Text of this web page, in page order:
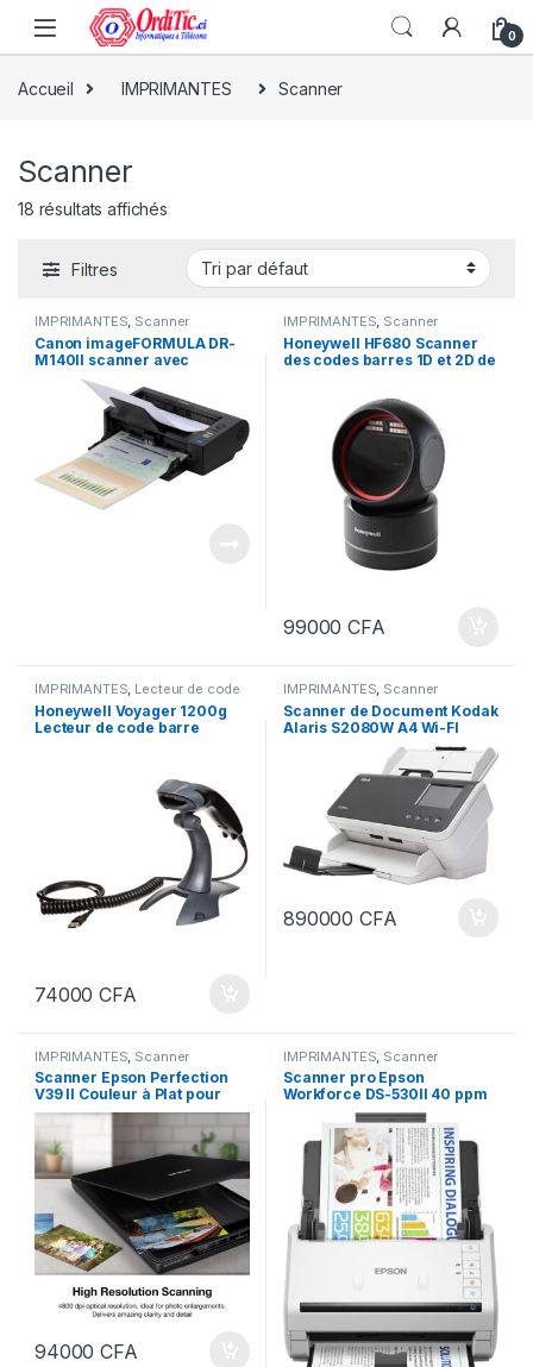
0
Accueil IMPRIMANTES Scanner
Scanner
18 résultats affichés
Filtres
IMPRIMANTES, Scanner
Canon imageFORMULA DR-
M140II scanner avec
chargeur A4 DADF 1200 DPI
IMPRIMANTES, Scanner
Honeywell HF680 Scanner
des codes barres 1D et 2D de
99000CFA
IMPRIMANTES Lecteur de code
Scanner
Honeywell Voyager 1200g
Lecteur de code barre
74000CFA
IMPRIMANTES Scanner
Scanner de Document Kodak
Alaris S2080W A4 Wi-FI
890000CFA
IMPRIMANTES Scanner
Scanner Epson Perfection
V39 II Couleur à Plat pour
Photos et Documents
94000CFA
IMPRIMANTES Scanner
Scanner pro Epson
Workforce DS-530II 40 ppm
ultra rapide, Ethernet et USB